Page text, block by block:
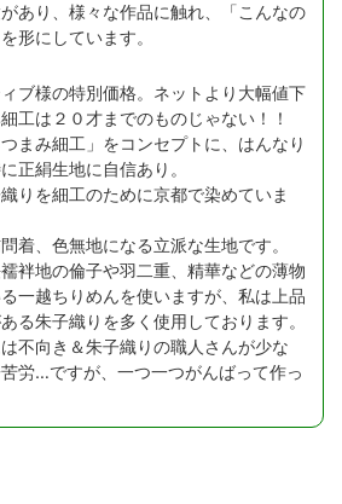
あり、様々な作品に触れ、「こんなの
形にしています。
ブ様の特別価格。ネットより大幅値下
工は２０才までのものじゃない！！
まみ細工」をコンセプトに、はんなり
正絹生地に自信あり。
りを細工のために京都で染めていま
着、色無地になる立派な生地です。
袢地の倫子や羽二重、精華などの薄物
一越ちりめんを使いますが、私は上品
る朱子織りを多く使用しております。
不向き＆朱子織りの職人さんが少な
労…ですが、一つ一つがんばって作っ